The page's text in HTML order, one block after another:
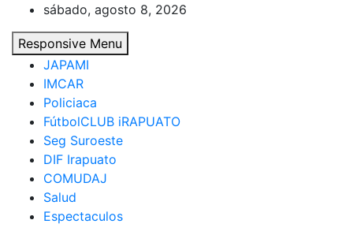
content
sábado, agosto 8, 2026
Responsive Menu
JAPAMI
IMCAR
Policiaca
FútbolCLUB iRAPUATO
Seg Suroeste
DIF Irapuato
COMUDAJ
Salud
Espectaculos